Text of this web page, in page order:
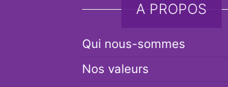
A PROPOS
Qui nous-sommes
Nos valeurs